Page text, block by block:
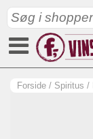
Forside / Spiritus /